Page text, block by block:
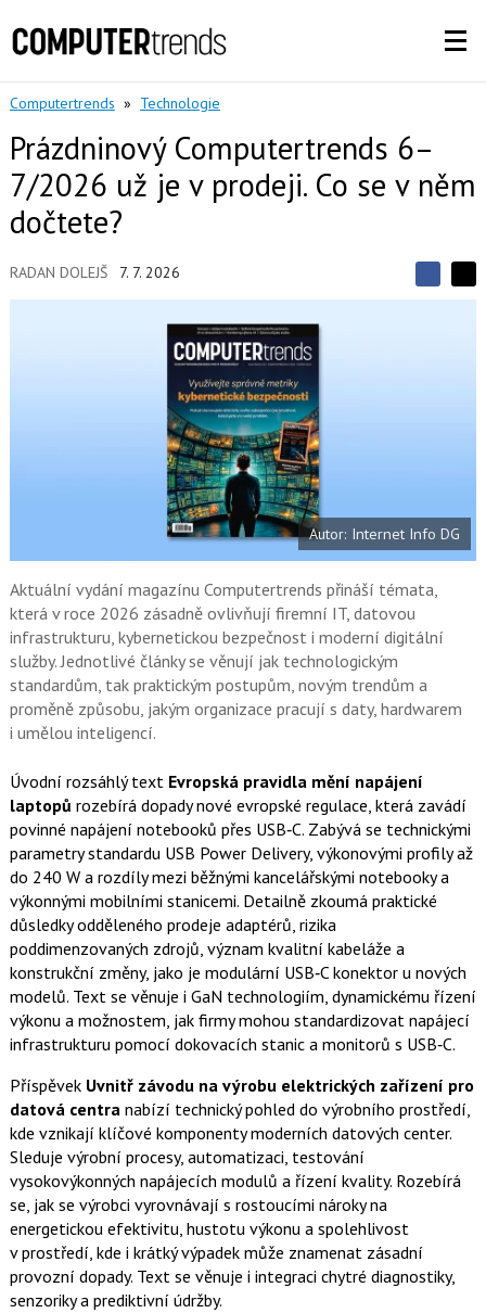
Computertrends » Technologie
Prázdninový Computertrends 6–
7/2026 už je v prodeji. Co se v něm
dočtete?
RADAN DOLEJŠ 7. 7. 2026
SS
b
o
o
k
X
Autor: Internet Info DG
Aktuální vydání magazínu Computertrends přináší témata,
která v roce 2026 zásadně ovlivňují firemní IT, datovou
infrastrukturu, kybernetickou bezpečnost i moderní digitální
služby. Jednotlivé články se věnují jak technologickým
standardům, tak praktickým postupům, novým trendům a
proměně způsobu, jakým organizace pracují s daty, hardwarem
i umělou inteligencí.
Úvodní rozsáhlý text Evropská pravidla mění napájení
laptopů rozebírá dopady nové evropské regulace, která zavádí
povinné napájení notebooků přes USB‑C. Zabývá se technickými
parametry standardu USB Power Delivery, výkonovými profily až
do 240 W a rozdíly mezi běžnými kancelářskými notebooky a
výkonnými mobilními stanicemi. Detailně zkoumá praktické
důsledky odděleného prodeje adaptérů, rizika
poddimenzovaných zdrojů, význam kvalitní kabeláže a
konstrukční změny, jako je modulární USB‑C konektor u nových
modelů. Text se věnuje i GaN technologiím, dynamickému řízení
výkonu a možnostem, jak firmy mohou standardizovat napájecí
infrastrukturu pomocí dokovacích stanic a monitorů s USB‑C.
Příspěvek Uvnitř závodu na výrobu elektrických zařízení pro
datová centranabízí technický pohled do výrobního prostředí,
kde vznikají klíčové komponenty moderních datových center.
Sleduje výrobní procesy, automatizaci, testování
vysokovýkonných napájecích modulů a řízení kvality. Rozebírá
se, jak se výrobci vyrovnávají s rostoucími nároky na
energetickou efektivitu, hustotu výkonu a spolehlivost
v prostředí, kde i krátký výpadek může znamenat zásadní
provozní dopady. Text se věnuje i integraci chytré diagnostiky,
senzoriky a prediktivní údržby.